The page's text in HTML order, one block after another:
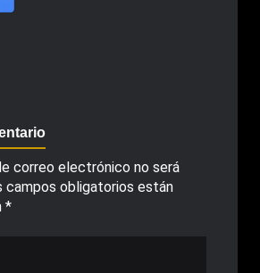
correo electrónico no será
campos obligatorios están
*